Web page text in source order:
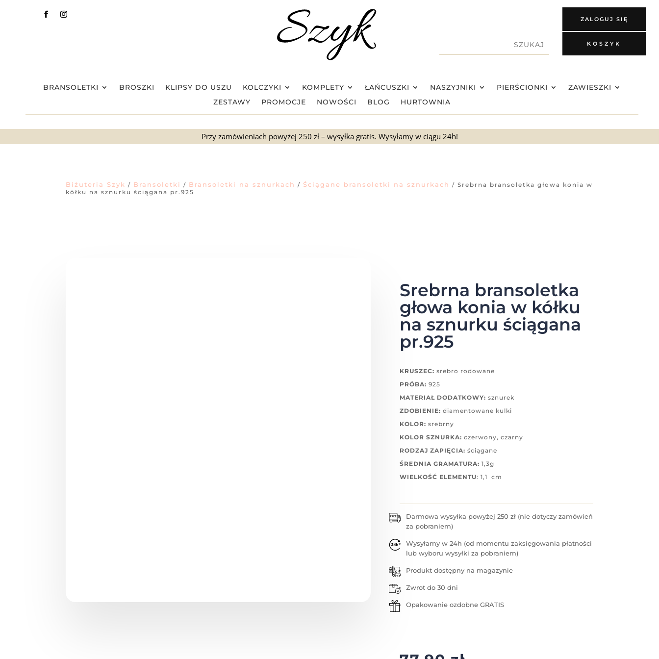
ZALOGUJ SIĘ
KOSZYK
BRANSOLETKI BROSZKI KLIPSY DO USZU KOLCZYKI KOMPLETY ŁAŃCUSZKI NASZYJNIKI PIERŚCIONKI
ZAWIESZKI
ZESTAWY
PROMOCJE NOWOŚCI BLOG HURTOWNIA
Przy zamówieniach powyżej 250 zł – wysyłka gratis. Wysyłamy w ciągu 24h!
Biżuteria Szyk / Bransoletki / Bransoletki na sznurkach / Ściągane bransoletki na sznurkach / Srebrna bransoletka głowa konia w
kółku na sznurku ściągana pr.925
Srebrna bransoletka
głowa konia w kółku
na sznurku ściągana
pr.925
KRUSZEC: srebro rodowane
PRÓBA: 925
MATERIAŁ DODATKOWY: sznurek
ZDOBIENIE: diamentowane kulki
KOLOR: srebrny
KOLOR SZNURKA: czerwony, czarny
RODZAJ ZAPIĘCIA: ściągane
ŚREDNIA GRAMATURA: 1,3g
WIELKOŚĆ ELEMENTU: 1,1 cm
Darmowa wysyłka powyżej 250 zł (nie dotyczy zamówień
za pobraniem)
Wysyłamy w 24h (od momentu zaksięgowania płatności
lub wyboru wysyłki za pobraniem)
Produkt dostępny na magazynie
Zwrot do 30 dni
Opakowanie ozdobne GRATIS